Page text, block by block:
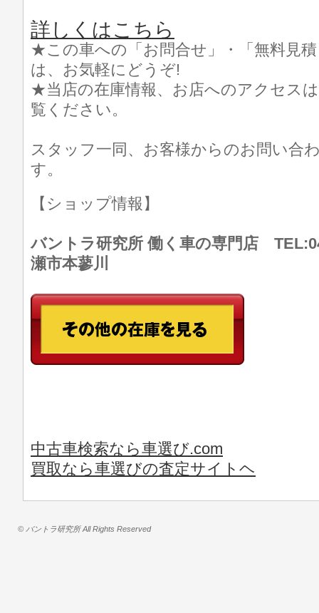
詳しくはこちら
★この車への「お問合せ」・「無料見
は、お気軽にどうぞ!
★当店の在庫情報、お店へのアクセス
覧ください。
スタッフ一同、お客様からのお問い合
す。
【ショップ情報】
バントラ研究所 働く車の専門店
瀬市本蓼川
中古車検索なら車選び.com
買取なら車選びの査定サイトヘ
© バントラ研究所 All Rights Reserved